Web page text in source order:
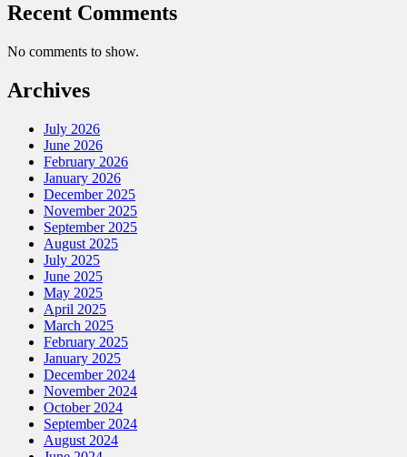
Recent Comments
No comments to show.
Archives
July 2026
June 2026
February 2026
January 2026
December 2025
November 2025
September 2025
August 2025
July 2025
June 2025
May 2025
April 2025
March 2025
February 2025
January 2025
December 2024
November 2024
October 2024
September 2024
August 2024